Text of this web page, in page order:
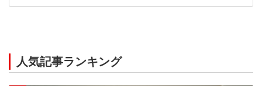
人気記事ランキング